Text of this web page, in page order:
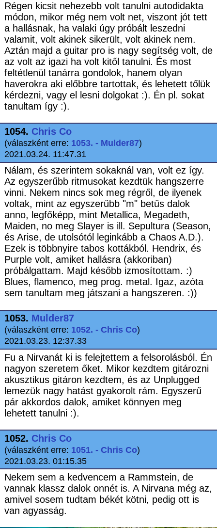
Régen kicsit nehezebb volt tanulni autodidakta
módon, mikor még nem volt net, viszont jót tett
a hallásnak, ha valaki úgy próbált leszedni
valamit, volt akinek sikerült, volt akinek nem.
Aztán majd a guitar pro is nagy segítség volt, de
az volt az igazi ha volt kitől tanulni. És most
feltétlenül tanárra gondolok, hanem olyan
haverokra aki előbbre tartottak, és lehetett tőlük
kérdezni, vagy el lesni dolgokat :). Én pl. sokat
tanultam így :).
1054. Chris Co
(válaszként erre: 1053. - Mulder87)
2021.03.24. 11:47.31
Nálam, és szerintem sokaknál van, volt ez így.
Az egyszerűbb ritmusokat kezdtük hangszerre
vinni. Nekem nincs sok meg régről, de ilyenek
voltak, mint az egyszerűbb "m" betűs dalok
anno, legfőképp, mint Metallica, Megadeth,
Maiden, no meg Slayer is ill. Sepultura (Season,
és Arise, de utolsótól leginkább a Chaos A.D.).
Ezek is többnyire tabos kottákból. Hendrix, és
Purple volt, amiket hallásra (akkoriban)
próbálgattam. Majd később izmosítottam. :)
Blues, flamenco, meg prog. metal. Igaz, azóta
sem tanultam meg játszani a hangszeren. :))
1053. Mulder87
(válaszként erre: 1052. - Chris Co)
2021.03.23. 12:37.33
Fu a Nirvanát ki is felejtettem a felsorolásból. Én
nagyon szeretem őket. Mikor kezdtem gitározni
akusztikus gitáron kezdtem, és az Unplugged
lemezük nagy hatást gyakorolt rám. Egyszerű
pár akkordos dalok, amiket könnyen meg
lehetett tanulni :).
1052. Chris Co
(válaszként erre: 1051. - Chris Co)
2021.03.23. 01:15.35
Nekem sem a kedvencem a Rammstein, de
vannak klassz dalok onnét is. A Nirvana még az,
amivel sosem tudtam békét kötni, pedig ott is
van agyasság.